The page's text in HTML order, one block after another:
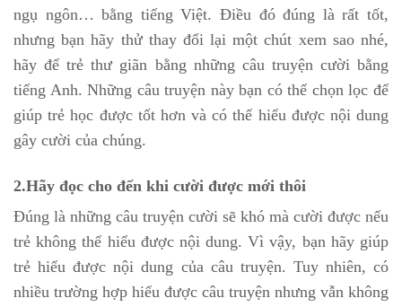
ngụ ngôn… bằng tiếng Việt. Điều đó đúng là rất tốt,
nhưng bạn hãy thử thay đổi lại một chút xem sao nhé,
hãy để trẻ thư giãn bằng những câu truyện cười bằng
tiếng Anh. Những câu truyện này bạn có thể chọn lọc để
giúp trẻ học được tốt hơn và có thể hiểu được nội dung
gây cười của chúng.
2.Hãy đọc cho đến khi cười được mới thôi
Đúng là những câu truyện cười sẽ khó mà cười được nếu
trẻ không thể hiểu được nội dung. Vì vậy, bạn hãy giúp
trẻ hiểu được nội dung của câu truyện. Tuy nhiên, có
nhiều trường hợp hiểu được câu truyện nhưng vẫn không